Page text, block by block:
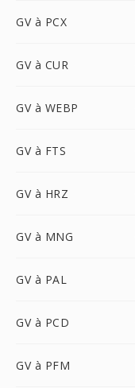
GV à PCX
GV à CUR
GV à WEBP
GV à FTS
GV à HRZ
GV à MNG
GV à PAL
GV à PCD
GV à PFM